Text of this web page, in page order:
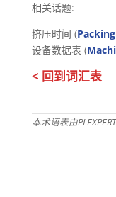
相关话题:
挤压时间 (
设备数据表 (
< 回到词汇表
本术语表由